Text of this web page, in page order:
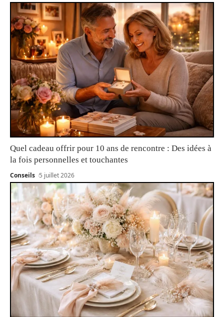
Quel cadeau offrir pour 10 ans de rencontre : Des idées à
la fois personnelles et touchantes
Conseils 5 juillet 2026